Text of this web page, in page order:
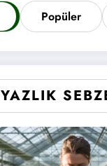
Popüler
YAZLIK